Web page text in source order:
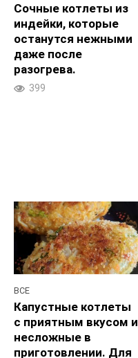
Сочные котлеты из
индейки, которые
останутся нежными
даже после
разогрева.
399
ВСЕ
Капустные котлеты
с приятным вкусом и
несложные в
приготовлении. Для